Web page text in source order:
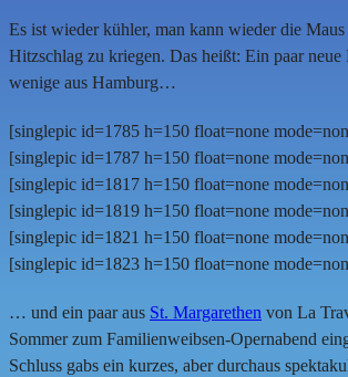
Es ist wieder kühler, man kann wieder die
Hitzschlag zu kriegen. Das heißt: Ein paar
wenige aus Hamburg…
[singlepic id=1785 h=150 float=none
[singlepic id=1787 h=150 float=none
[singlepic id=1817 h=150 float=none
[singlepic id=1819 h=150 float=none
[singlepic id=1821 h=150 float=none
[singlepic id=1823 h=150 float=none
… und ein paar aus St. Margarethen von La
Sommer zum Familienweibsen-Opernabend
Schluss gabs ein kurzes, aber durchaus